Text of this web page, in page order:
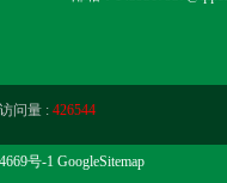
问量 : 426544
号-1 GoogleSitemap